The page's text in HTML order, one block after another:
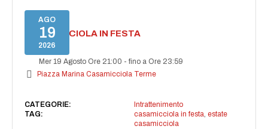
AGO
19
2026
CASAMICCIOLA IN FESTA
Mer 19 Agosto Ore 21:00 -fino a Ore 23:59
Piazza Marina Casamicciola Terme
CATEGORIE:
Intrattenimento
TAG:
casamicciola in festa, estate
casamicciola